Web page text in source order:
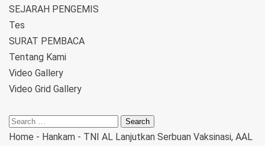
SEJARAH PENGEMIS
Tes
SURAT PEMBACA
Tentang Kami
Video Gallery
Video Grid Gallery
Home - Hankam - TNI AL Lanjutkan Serbuan Vaksinasi, AAL